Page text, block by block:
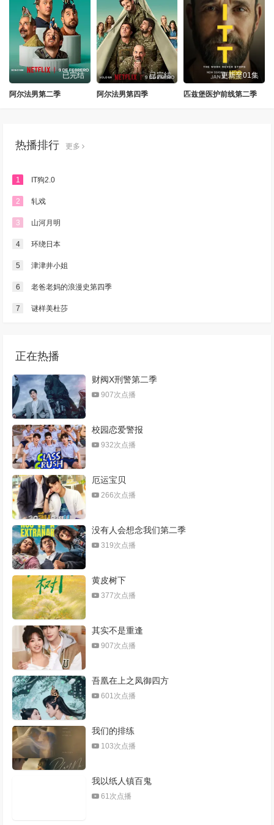
已完结
阿尔法男第二季
已完结
阿尔法男第四季
更新至01集
匹兹堡医护前线第二季
热播排行 更多
1 IT狗2.0
2 轧戏
3 山河月明
4 环绕日本
5 津津井小姐
6 老爸老妈的浪漫史第四季
7 谜样美杜莎
正在热播
财阀X刑警第二季
907次点播
校园恋爱警报
932次点播
厄运宝贝
266次点播
没有人会想念我们第二季
319次点播
黄皮树下
377次点播
其实不是重逢
907次点播
吾凰在上之凤御四方
601次点播
我们的排练
103次点播
我以纸人镇百鬼
61次点播